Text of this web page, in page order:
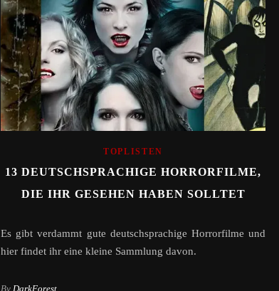
TOPLISTEN
13 DEUTSCHSPRACHIGE HORRORFILME,
DIE IHR GESEHEN HABEN SOLLTET
Es gibt verdammt gute deutschsprachige Horrorfilme und
hier findet ihr eine kleine Sammlung davon.
By DarkForest